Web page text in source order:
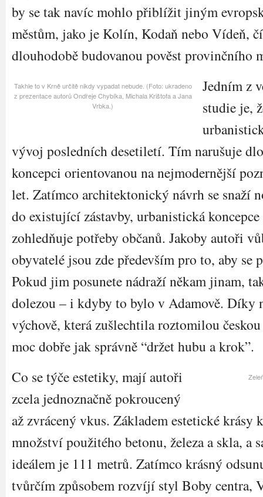
by se tak navíc mohlo přiblížit jiným
městům, jako je Kolín, Kodaň nebo Vídeň,
dlouhodobě budovanou pověst provinčního
Takhle to v Krně určitě nikdy vypadat nebude. (Foto: ukradeno
z prezentace autorů Ondřeje Chybíka, Michala Krištofa a Jana
Vrbka.)
Jedním z
studie je,
vývoj posledních desetiletí. Tím narušuje
koncepci orientovanou na nejmodernější
let. Zatímco architektonický návrh se snaží
do existující zástavby, urbanistická koncepce
zohledňuje potřeby občanů. Jakoby autoři
obyvatelé jsou zde především pro to, aby se
Pokud jim posunete nádraží někam jinam,
dolezou – i kdyby to bylo v Adamově. Díky
výchově, která zušlechtila roztomilou
moc dobře jak správně “držet hubu a krok”.
Co se týče estetiky, mají autoři
zcela jednoznačně pokroucený
až zvrácený vkus. Základem estetické krásy
množství použitého betonu, železa a skla, a
ideálem je 111 metrů. Zatímco krásný
tvůrčím způsobem rozvíjí styl Boby centra,